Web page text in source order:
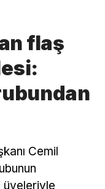
flaş
Cemil
üyeleriyle